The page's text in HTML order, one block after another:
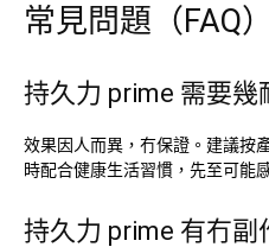
常見問題（FAQ）
持久力 prime 需要幾
效果因人而異，冇保證。建議按
時配合健康生活習慣，先至可能
持久力 prime 有冇副